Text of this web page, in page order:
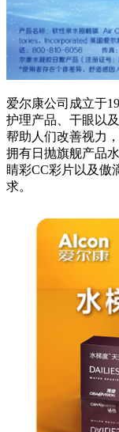
爱尔康公司成立于
护理产品、干眼以
帮助人们改善视力
拥有日抛旗舰产品
睛彩CC彩片以及傲
求。